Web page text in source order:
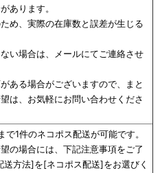
あります。
め、実際の在庫数と誤差が生じる
い場合は、メールにてご連絡させ
ある場合がございますので、まと
は、お気軽にお問い合わせくださ
で1件のネコポス配送が可能です。
の場合には、下記注意事項をご了
方法]を[ネコポス配送]をお選びく